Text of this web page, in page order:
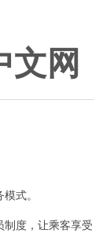
文网
式。
度，让乘客享受